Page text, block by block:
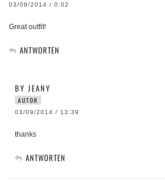
03/09/2014 / 0:02
Great outfit!
ANTWORTEN
BY JEANY
AUTOR
03/09/2014 / 13:39
thanks
ANTWORTEN